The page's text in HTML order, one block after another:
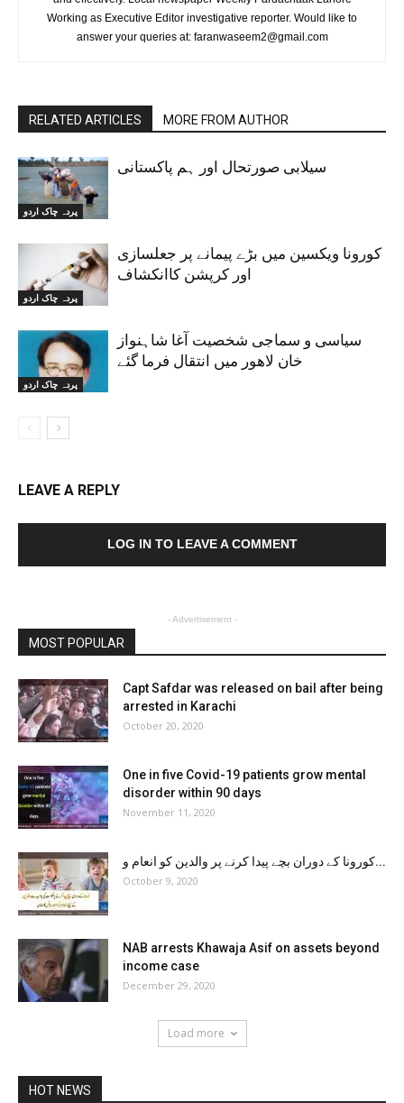
Working as Executive Editor investigative reporter. Would like to
answer your queries at: faranwaseem2@gmail.com
RELATED ARTICLES MORE FROM AUTHOR
پردہ چاک اردو
سیلابی صورتحال اور ہم پاکستانی
پردہ چاک اردو
کورونا ویکسین میں بڑے پیمانے پر جعلسازی
اور کرپشن کاانکشاف
پردہ چاک اردو
سیاسی و سماجی شخصیت آغا شاہنواز
خان لاھور میں انتقال فرما گئے
LEAVE A REPLY
LOG IN TO LEAVE A COMMENT
- Advertisement -
MOST POPULAR
Capt Safdar was released on bail after being
arrested in Karachi
October 20, 2020
One in five Covid-19 patients grow mental
disorder within 90 days
November 11, 2020
کورونا کے دوران بچے پیدا کرنے پر والدین کو انعام و...
October 9, 2020
NAB arrests Khawaja Asif on assets beyond
income case
December 29, 2020
Load more
HOT NEWS